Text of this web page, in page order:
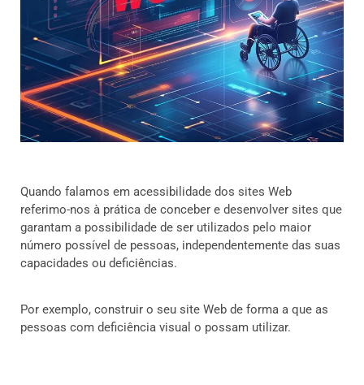
Quando falamos em acessibilidade dos sites Web
referimo-nos à prática de conceber e desenvolver sites que
garantam a possibilidade de ser utilizados pelo maior
número possível de pessoas, independentemente das suas
capacidades ou deficiências.
Por exemplo, construir o seu site Web de forma a que as
pessoas com deficiência visual o possam utilizar.